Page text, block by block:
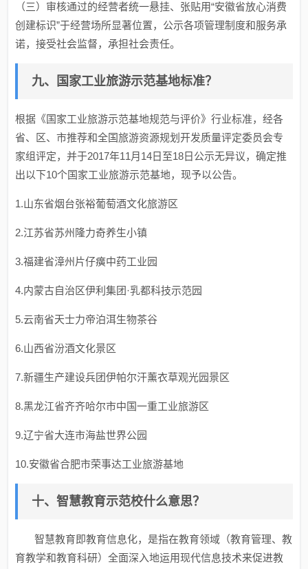
（三）审核通过的经营者统一悬挂、张贴用“安徽省放心消费
创建标识”于经营场所显著位置，公示各项管理制度和服务承
诺，接受社会监督，承担社会责任。
九、国家工业旅游示范基地标准？
根据《国家工业旅游示范基地规范与评价》行业标准，经各
省、区、市推荐和全国旅游资源规划开发质量评定委员会专
家组评定，并于2017年11月14日至18日公示无异议，确定推
出以下10个国家工业旅游示范基地，现予以公告。
1.山东省烟台张裕葡萄酒文化旅游区
2.江苏省苏州隆力奇养生小镇
3.福建省漳州片仔癀中药工业园
4.内蒙古自治区伊利集团·乳都科技示范园
5.云南省天士力帝泊洱生物茶谷
6.山西省汾酒文化景区
7.新疆生产建设兵团伊帕尔汗薰衣草观光园景区
8.黑龙江省齐齐哈尔市中国一重工业旅游区
9.辽宁省大连市海盐世界公园
10.安徽省合肥市荣事达工业旅游基地
十、智慧教育示范校什么意思？
智慧教育即教育信息化，是指在教育领域（教育管理、教
育教学和教育科研）全⾯深⼊地运⽤现代信息技术来促进教